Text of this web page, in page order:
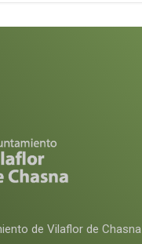
de Vilaflor de Chasna